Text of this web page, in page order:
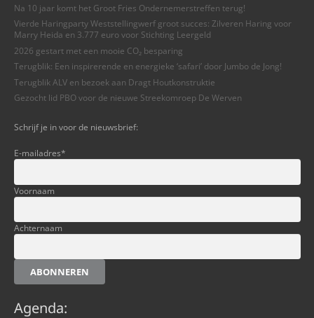
Na 10 jaar komt het Groot Fries Ondernemerstreffen terug!
Vierde Haringparty Weststellingwerf groot succes: Zilveren Haring voor
Marry Heida en 3.777 euro voor Stichting Leergeld
2026 gestart met een mooie CO₂ besparing
Terugblik: Een inspirerende en energieke ‘safari’ door Jumbo de Jong!
Terugblik ALV en bezoek aan Dragt Houtkonstruktie
Gezocht lid PBO voor de nieuwe Streekomroep De Werven
Schrijf je in voor de nieuwsbrief:
E-mailadres*
Voornaam
Achternaam
ABONNEREN
Agenda: